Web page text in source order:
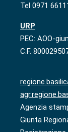
Tel 0971
URP
PEC: AOO-
C.F.
Agenzia
Giunta